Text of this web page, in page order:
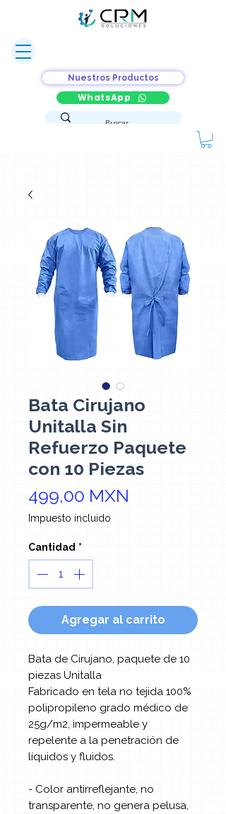
Nuestros Productos
WhatsApp
Bata Cirujano
Unitalla Sin
Refuerzo Paquete
con 10 Piezas
499,00 MXN
Impuesto incluido
Cantidad *
Agregar al carrito
Bata de Cirujano, paquete de 10
piezas Unitalla
Fabricado en tela no tejida 100%
polipropileno grado médico de
25g/m2, impermeable y
repelente a la penetración de
líquidos y fluidos.
- Color antirreflejante, no
transparente, no genera pelusa,